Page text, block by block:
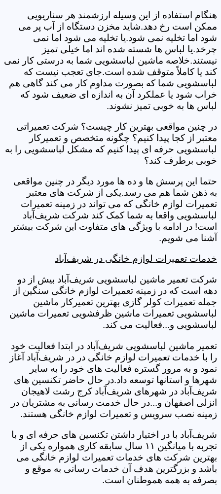
هنگام استفاده از این وسیله ارزشمند هر سناریویی
ممکن است رخ دهد.شاید مخزن دستگاه از آب پر می
شود اما تخلیه نمی شود.یا تخلیه می شود اما نمی
چرخد.یا لباس ها شسته شده اند اما خیلی تمیز
نیستند.خلاصه ماشین لباسشویی شما به درستی کار نمی
کند یا کاملاً متوقف شده است.جای تعجب نیست که
لباسشویی شما که بصورت مداوم کار می کند گاهی هم
خراب شود یا عملکرد آن به اندازه ای ضعیف شود که
لباس ها به خوبی تمیز نشوند.
در چنین مواقعی بهترین کار چیست؟ شرکت تعمیراتی
معتبر از کجا پیدا کنیم؟ چگونه متخصص و تعمیرکار
لباسشویی حرفه ای پیدا کنیم که مشکل لباسشویی را به
خوبی برطرف کند؟
حتما این پرسش ها و ده ها مورد دیگر در چنین مواقعی
به ذهن شما هم می رسد.یکی از شرکت های معتبر
تعمیرات لوازم خانگی که می تواند در زمینه تعمیرات
لباسشویی واقعا به شما کمک کند شرکت شریف‌آباد
است! در ادامه با ویژگی های متفاوت این شرکت بیشتر
آشنا می شویم.
خدمات تعمیرات لوازم خانگی در شریف‌آباد
شرکت تعمیر ماشین لباسشویی شریف‌آباد بیش از دو
دهه است که در زمینه تعمیرات لوازم خانگی سنگین از
جمله تعمیرات کولر گازی بهترین تعمیرکار ماشین
لباسشویی تعمیرات ماشین ظرفشویی تعمیرات ماشین
لباسشویی و...فعالیت می کند.
تعمیر ماشین لباسشویی شریف‌آباد در ابتدا فعالیت خود
را با خدمات تعمیرات لوازم خانگی در در شریف‌آباد آغاز
نمود و به مرور گستره فعالیت های خود را به سایر
شهرها و استانها توسعه داد.در حال حاضر تکنسین های
شریف‌آباد در شهرهای شریف‌آباد کرج رشت لاهیجان
انزلی اصفهان و...در حال خدمت رسانی به مشتریان در
زمینه نصب سرویس و تعمیرات لوازم خانگی هستند.
شریف‌آباد با در اختیار داشتن تکنسین های حرفه ای و با
تجربه با میانگین ۱۱ سال سابقه کاری همواره یکی از
بهترین شرکت های خدمات تعمیرات لوازم خانگی می
باشد و بزرگترین هدف آن خدمات رسانی به موقع و
بصرفه به همه هموطنان است.